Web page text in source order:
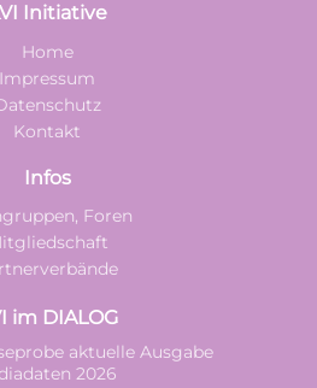
Initiative
Home
Impressum
Kontakt
Infos
Foren
im DIALOG
aktuelle Ausgabe
2026